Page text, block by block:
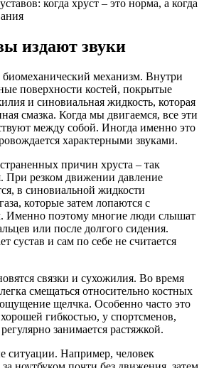
издают звуки
механизм. Внутри
поверхности костей, покрытые
и синовиальная жидкость, которая
смазка. Когда мы двигаемся, все эти
между собой. Иногда именно это
характерными звуками.
причин хруста – так
При резком движении давление
в синовиальной жидкости
которые затем лопаются с
Именно поэтому многие люди слышат
или после долгого сидения.
сустав и сам по себе не считается
связки и сухожилия. Во время
смещаться относительно костных
щелчка. Особенно часто это
гибкостью, у спортсменов,
занимается растяжкой.
ситуации. Например, человек